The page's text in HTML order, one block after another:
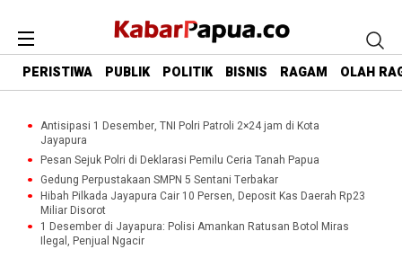
PERISTIWA PUBLIK POLITIK BISNIS RAGAM OLAH
Antisipasi 1 Desember, TNI Polri Patroli 2×24 jam di Kota
Jayapura
Pesan Sejuk Polri di Deklarasi Pemilu Ceria Tanah Papua
Gedung Perpustakaan SMPN 5 Sentani Terbakar
Hibah Pilkada Jayapura Cair 10 Persen, Deposit Kas Daerah Rp23
Miliar Disorot
1 Desember di Jayapura: Polisi Amankan Ratusan Botol Miras
Ilegal, Penjual Ngacir